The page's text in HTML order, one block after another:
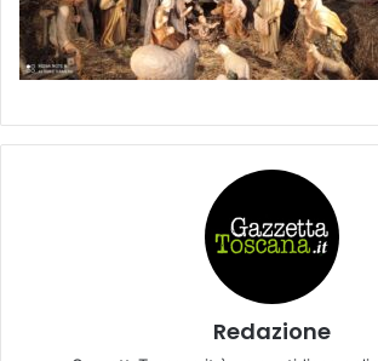
Redazione